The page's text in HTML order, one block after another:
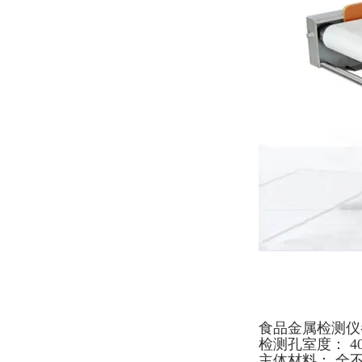
食品金属检测
检测孔室度：